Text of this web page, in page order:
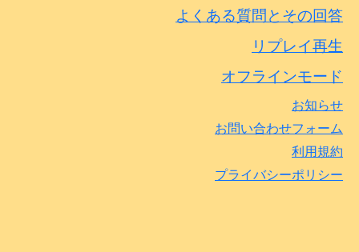
よくある質問とその回答
リプレイ再生
オフラインモード
お知らせ
お問い合わせフォーム
利用規約
プライバシーポリシー